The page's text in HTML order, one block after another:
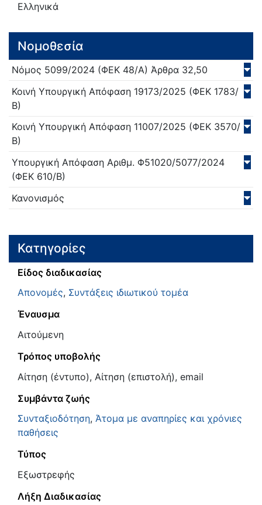
Ελληνικά
Νομοθεσία
Νόμος 5099/2024 (ΦΕΚ 48/Α) Άρθρα 32,50
Κοινή Υπουργική Απόφαση 19173/2025 (ΦΕΚ 1783/
Β)
Κοινή Υπουργική Απόφαση 11007/2025 (ΦΕΚ 3570/
Β)
Υπουργική Απόφαση Αριθμ. Φ51020/5077/2024
(ΦΕΚ 610/Β)
Κανονισμός
Κατηγορίες
Είδος διαδικασίας
Απονομές, Συντάξεις ιδιωτικού τομέα
Έναυσμα
Αιτούμενη
Τρόπος υποβολής
Αίτηση (έντυπο), Αίτηση (επιστολή), email
Συμβάντα ζωής
Συνταξιοδότηση, Άτομα με αναπηρίες και χρόνιες
παθήσεις
Τύπος
Εξωστρεφής
Λήξη Διαδικασίας